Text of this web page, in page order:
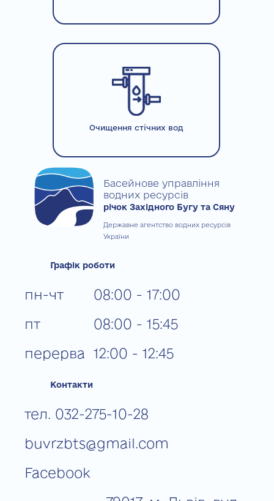
Очищення стічних вод
Басейнове управління
водних ресурсів
річок Західного Бугу та Сяну
Державне агентство водних ресурсів
України
Графік роботи
пн-чт
пт
перерва
08:00 - 17:00
08:00 - 15:45
12:00 - 12:45
Контакти
тел. 032-275-10-28
buvrzbts@gmail.com
Facebook